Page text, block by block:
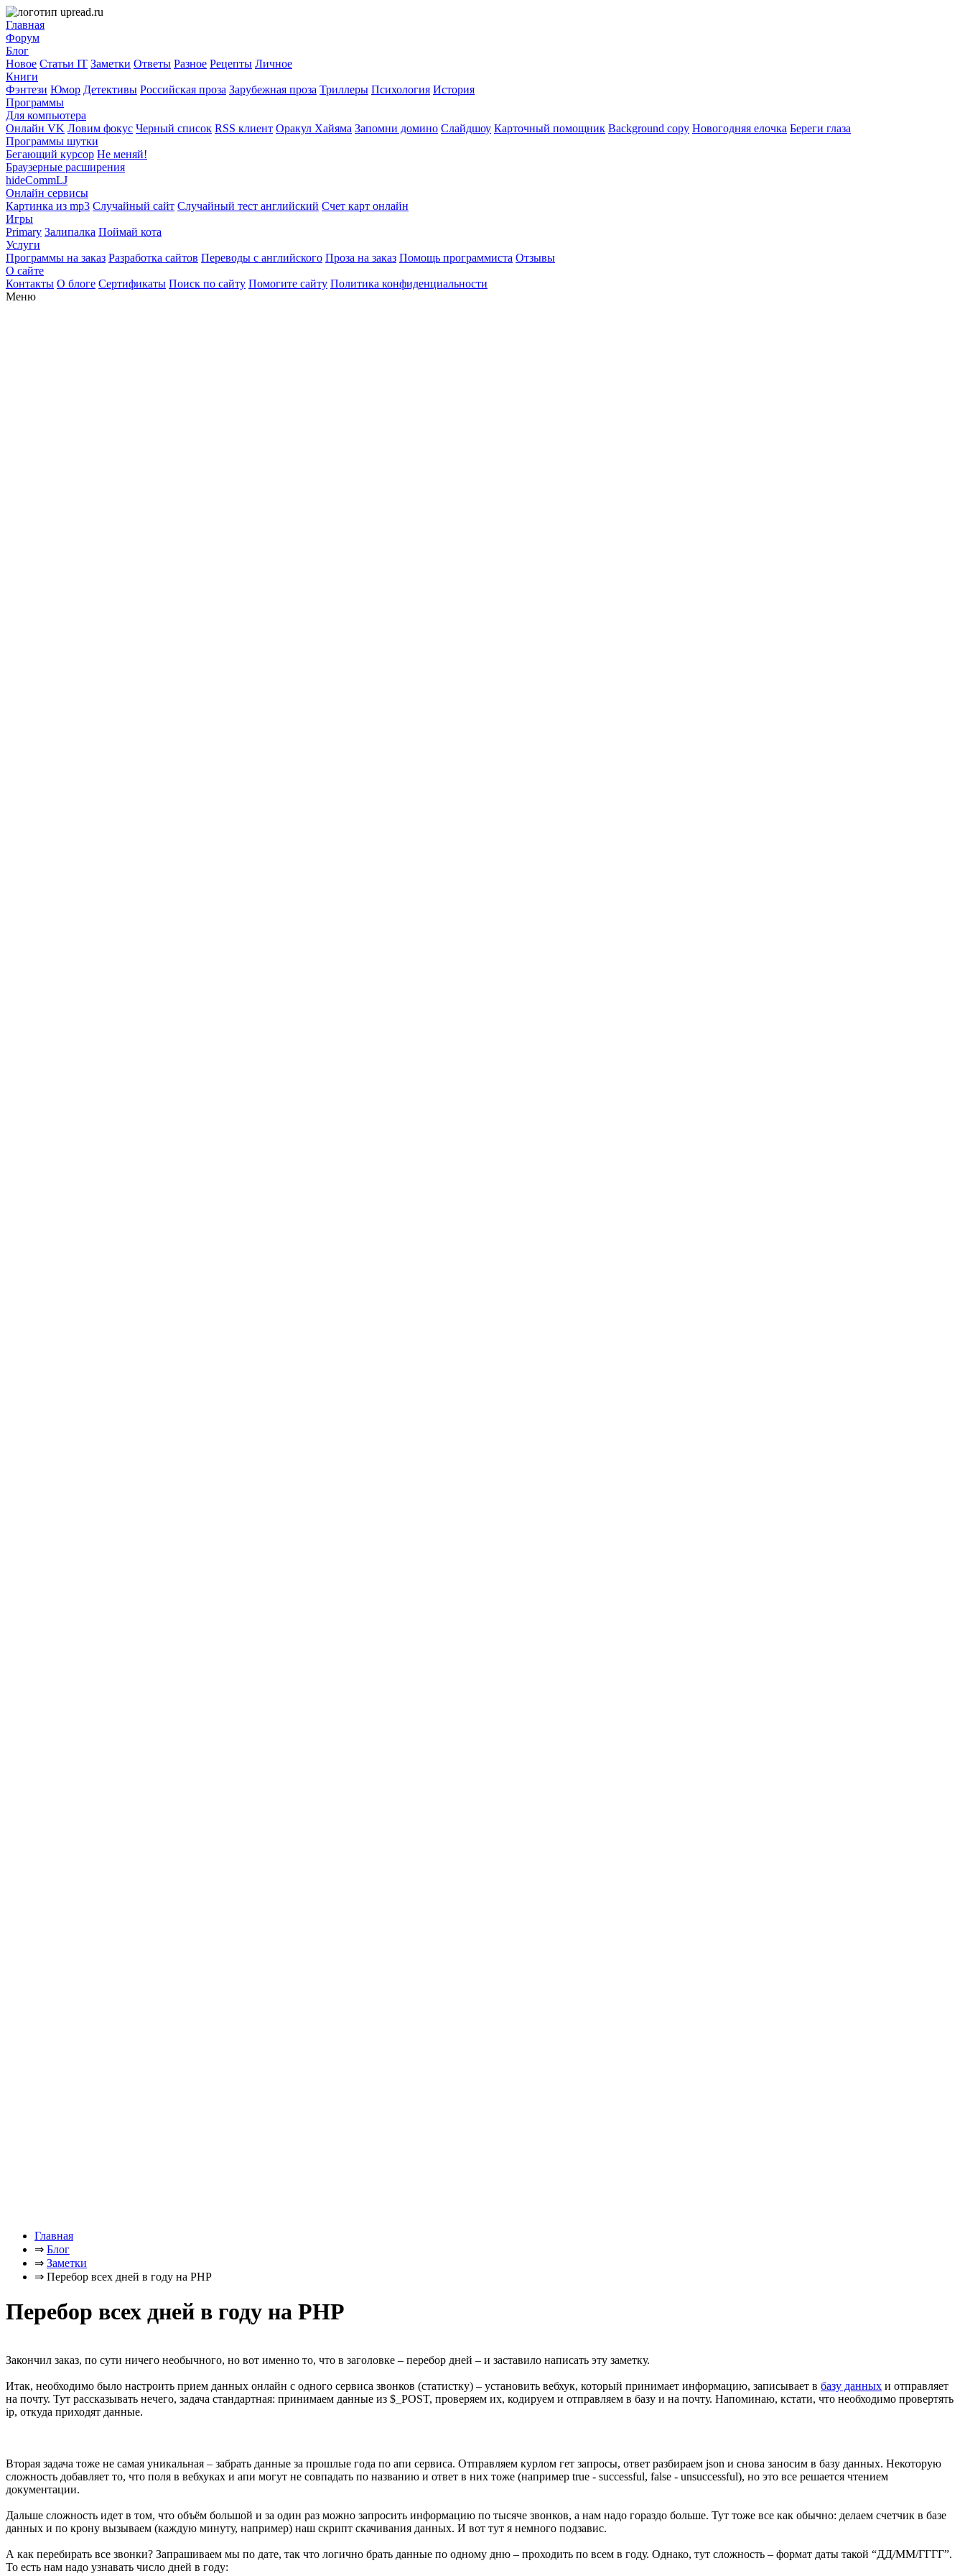
Главная
Форум
Блог
Новое Статьи IT Заметки Ответы Разное Рецепты Личное
Книги
Фэнтези Юмор Детективы Российская проза Зарубежная проза Триллеры Психология История
Программы
Для компьютера
Онлайн VK Ловим фокус Черный список RSS клиент Оракул Хайяма Запомни домино Слайдшоу Карточный помощник Background copy Новогодняя елочка Береги глаза
Программы шутки
Бегающий курсор Не меняй!
Браузерные расширения
hideCommLJ
Онлайн сервисы
Картинка из mp3 Случайный сайт Случайный тест английский Счет карт онлайн
Игры
Primary Залипалка Поймай кота
Услуги
Программы на заказ Разработка сайтов Переводы с английского Проза на заказ Помощь программиста Отзывы
О сайте
Контакты О блоге Сертификаты Поиск по сайту Помогите сайту Политика конфиденциальности
Меню
Главная
⇒ Блог
⇒ Заметки
⇒ Перебор всех дней в году на PHP
Перебор всех дней в году на PHP
Закончил заказ, по сути ничего необычного, но вот именно то, что в заголовке – перебор дней – и заставило написать эту заметку.
Итак, необходимо было настроить прием данных онлайн с одного сервиса звонков (статистку) – установить вебхук, который принимает информацию, записывает в базу данных и отправляет
на почту. Тут рассказывать нечего, задача стандартная: принимаем данные из $_POST, проверяем их, кодируем и отправляем в базу и на почту. Напоминаю, кстати, что необходимо провертять
ip, откуда приходят данные.
Вторая задача тоже не самая уникальная – забрать данные за прошлые года по апи сервиса. Отправляем курлом гет запросы, ответ разбираем json и снова заносим в базу данных. Некоторую
сложность добавляет то, что поля в вебхуках и апи могут не совпадать по названию и ответ в них тоже (например true - successful, false - unsuccessful), но это все решается чтением
документации.
Дальше сложность идет в том, что объём большой и за один раз можно запросить информацию по тысяче звонков, а нам надо гораздо больше. Тут тоже все как обычно: делаем счетчик в базе
данных и по крону вызываем (каждую минуту, например) наш скрипт скачивания данных. И вот тут я немного подзавис.
А как перебирать все звонки? Запрашиваем мы по дате, так что логично брать данные по одному дню – проходить по всем в году. Однако, тут сложность – формат даты такой “ДД/ММ/ГГГГ”.
То есть нам надо узнавать число дней в году: